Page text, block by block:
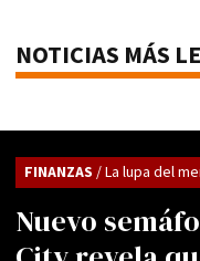
NOTICIAS MÁS
Nuevo
FINANZAS / La lupa del